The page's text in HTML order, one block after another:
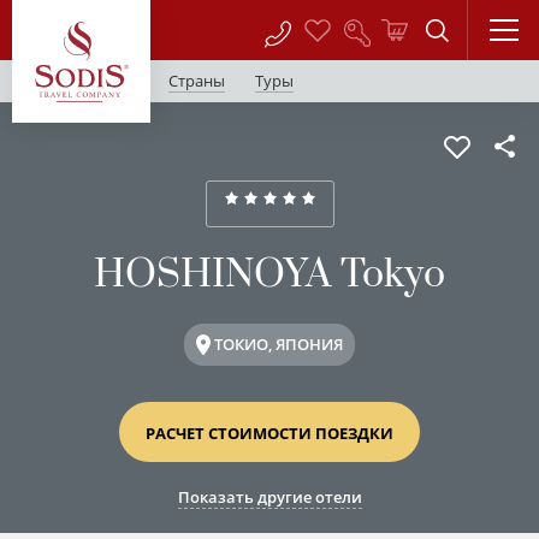
Страны Туры
HOSHINOYA Tokyo
ТОКИО, ЯПОНИЯ
РАСЧЕТ СТОИМОСТИ ПОЕЗДКИ
Показать другие отели